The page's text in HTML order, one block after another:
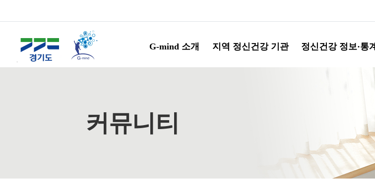
G-mind 소개 지역 정신건강 기관 정신건강 정보·통계
커뮤니티